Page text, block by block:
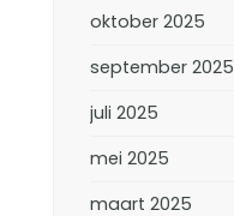
oktober 2025
september 2025
juli 2025
mei 2025
maart 2025